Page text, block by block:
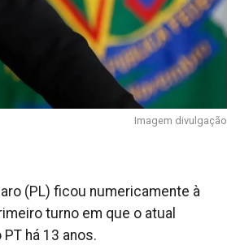
Imagem divulgação
(PL) ficou numericamente à
turno em que o atual
há 13 anos.